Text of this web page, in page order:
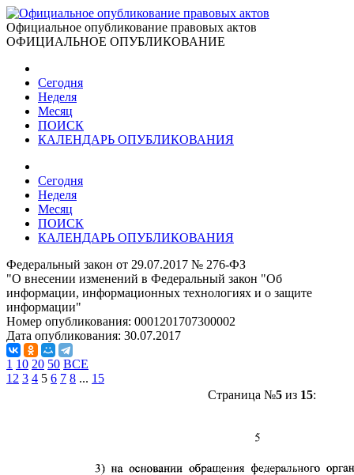
Официальное опубликование правовых актов
ОФИЦИАЛЬНОЕ ОПУБЛИКОВАНИЕ
Сегодня
Неделя
Месяц
ПОИСК
КАЛЕНДАРЬ ОПУБЛИКОВАНИЯ
Сегодня
Неделя
Месяц
ПОИСК
КАЛЕНДАРЬ ОПУБЛИКОВАНИЯ
Федеральный закон от 29.07.2017 № 276-ФЗ
"О внесении изменений в Федеральный закон "Об
информации, информационных технологиях и о защите
информации"
Номер опубликования: 0001201707300002
Дата опубликования: 30.07.2017
1 10 20 50 ВСЕ
1 2 3 4 5 6 7 8 ... 15
Страница №5из 15: